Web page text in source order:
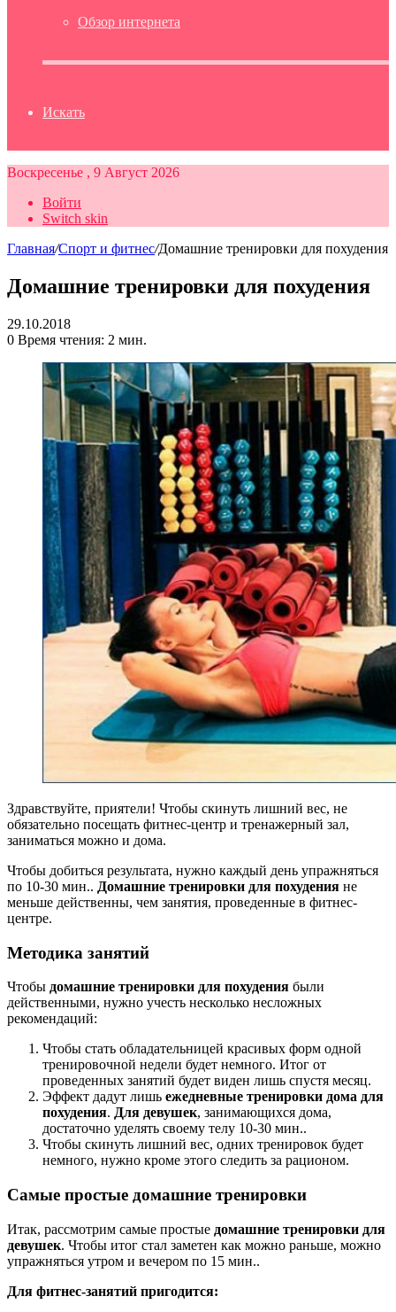
Обзор интернета
Искать
Воскресенье , 9 Август 2026
Войти
Switch skin
Главная/Спорт и фитнес/Домашние тренировки для похудения
Домашние тренировки для похудения
29.10.2018
0 Время чтения: 2 мин.
Здравствуйте, приятели! Чтобы скинуть лишний вес, не
обязательно посещать фитнес-центр и тренажерный зал,
заниматься можно и дома.
Чтобы добиться результата, нужно каждый день упражняться
по 10-30 мин.. Домашние тренировки для похудения не
меньше действенны, чем занятия, проведенные в фитнес-
центре.
Методика занятий
Чтобы домашние тренировки для похудения были
действенными, нужно учесть несколько несложных
рекомендаций:
Чтобы стать обладательницей красивых форм одной
тренировочной недели будет немного. Итог от
проведенных занятий будет виден лишь спустя месяц.
Эффект дадут лишь ежедневные тренировки дома для
похудения. Для девушек, занимающихся дома,
достаточно уделять своему телу 10-30 мин..
Чтобы скинуть лишний вес, одних тренировок будет
немного, нужно кроме этого следить за рационом.
Самые простые домашние тренировки
Итак, рассмотрим самые простые домашние тренировки для
девушек. Чтобы итог стал заметен как можно раньше, можно
упражняться утром и вечером по 15 мин..
Для фитнес-занятий пригодится: